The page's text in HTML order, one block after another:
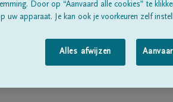
Door op “Aanvaard alle cookies” te
uw apparaat. Je kan ook je voorkeuren zelf
Alles afwijzen